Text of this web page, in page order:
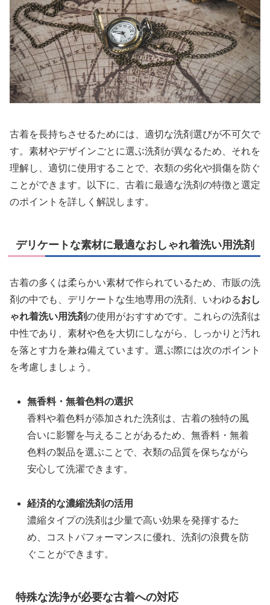
古着を長持ちさせるためには、適切な洗剤選びが不可欠で
す。素材やデザインごとに選ぶ洗剤が異なるため、それを
理解し、適切に使用することで、衣類の劣化や損傷を防ぐ
ことができます。以下に、古着に最適な洗剤の特徴と選定
のポイントを詳しく解説します。
デリケートな素材に最適なおしゃれ着洗い用洗剤
古着の多くは柔らかい素材で作られているため、市販の洗
剤の中でも、デリケートな生地専用の洗剤、いわゆるおし
ゃれ着洗い用洗剤の使用がおすすめです。これらの洗剤は
中性であり、素材や色を大切にしながら、しっかりと汚れ
を落とす力を兼ね備えています。選ぶ際には次のポイント
を考慮しましょう。
無香料・無着色料の選択
香料や着色料が添加された洗剤は、古着の独特の風
合いに影響を与えることがあるため、無香料・無着
色料の製品を選ぶことで、衣類の品質を保ちながら
安心して洗濯できます。
経済的な濃縮洗剤の活用
濃縮タイプの洗剤は少量で高い効果を発揮するた
め、コストパフォーマンスに優れ、洗剤の浪費を防
ぐことができます。
特殊な洗浄が必要な古着への対応